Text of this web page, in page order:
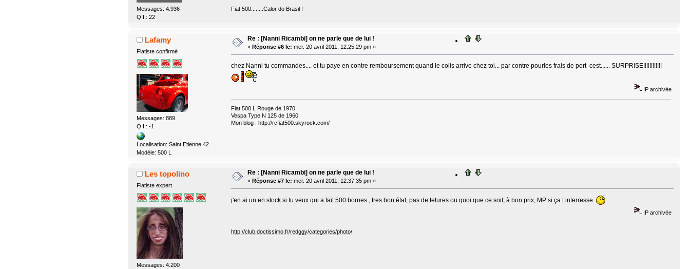
Messages: 4.936
Q.I.: 22
Fiat 500........Calor do Brasil !
Lafamy
Fiatiste confirmé
Messages: 889
Q.I.: -1
Localisation: Saint Etienne 42
Modèle: 500 L
Re : [Nanni Ricambi] on ne parle que de lui !
« Réponse #6 le: mer. 20 avril 2011, 12:25:29 pm »
chez Nanni tu commandes.... et tu paye en contre remboursement quand le colis arrive chez toi... par contre pourles frais de port cest...... SURPRISE!!!!!!!!!!!!
IP archivée
Fiat 500 L Rouge de 1970
Vespa Type N 125 de 1960
Mon blog : http://rcfiat500.skyrock.com/
Les topolino
Fiatiste expert
Messages: 4.200
Re : [Nanni Ricambi] on ne parle que de lui !
« Réponse #7 le: mer. 20 avril 2011, 12:37:35 pm »
j'en ai un en stock si tu veux qui a fait 500 bornes , tres bon état, pas de felures ou quoi que ce soit, à bon prix, MP si ça t interresse
IP archivée
http://club.doctissimo.fr/redggy/categories/photo/